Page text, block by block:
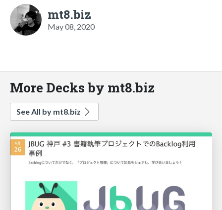
mt8.biz
May 08, 2020
More Decks by mt8.biz
See All by mt8.biz